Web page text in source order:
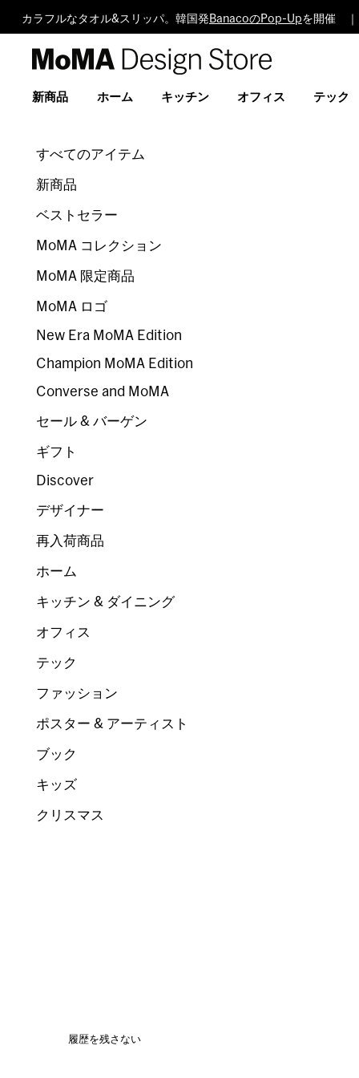
カラフルなタオル&スリッパ。韓国発 BanacoのPop-Upを開催
Design
新商品 ホーム キッチン オフィス テック
すべてのアイテム
新商品
ベストセラー
MoMA コレクション
MoMA 限定商品
MoMA ロゴ
New Era MoMA Edition
Champion MoMA Edition
Converse and MoMA
セール & バーゲン
ギフト
Discover
デザイナー
再入荷商品
ホーム
キッチン & ダイニング
オフィス
テック
ファッション
ポスター & アーティスト
ブック
キッズ
クリスマス
履歴を残さない